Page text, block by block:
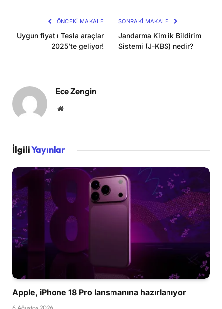
ÖNCEKI MAKALE
Uygun fiyatlı Tesla araçlar
2025’te geliyor!
SONRAKI MAKALE
Jandarma Kimlik Bildirim
Sistemi (J-KBS) nedir?
Ece Zengin
Website
İlgiliYayınlar
Apple, iPhone 18 Pro lansmanına hazırlanıyor
6 Ağustos 2026